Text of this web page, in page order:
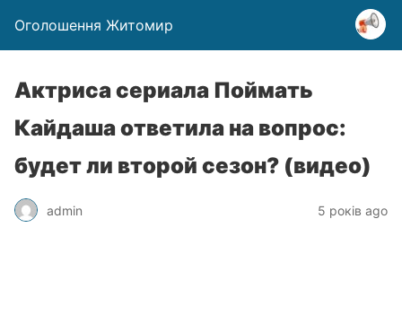
Оголошення Житомир
Актриса сериала Поймать
Кайдаша ответила на вопрос:
будет ли второй сезон? (видео)
admin 5 років ago